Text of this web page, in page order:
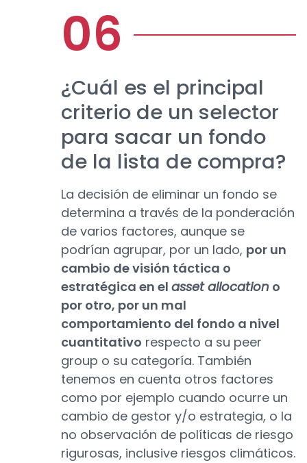
¿Cuál es el principal
criterio de un selector
para sacar un fondo
de la lista de compra?
La decisión de eliminar un fondo se
determina a través de la ponderación
de varios factores, aunque se
podrían agrupar, por un lado, por un
cambio de visión táctica o
estratégica en el asset allocation o
por otro, por un mal
comportamiento del fondo a nivel
cuantitativo respecto a su peer
group o su categoría. También
tenemos en cuenta otros factores
como por ejemplo cuando ocurre un
cambio de gestor y/o estrategia, o la
no observación de políticas de riesgo
rigurosas, inclusive riesgos climáticos.